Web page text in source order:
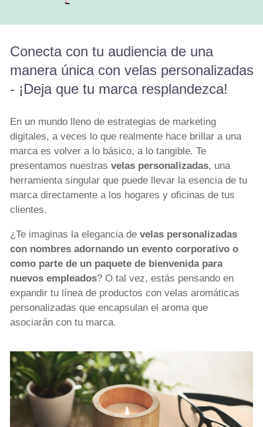
Conecta con tu audiencia de una
manera única con velas personalizadas
- ¡Deja que tu marca resplandezca!
En un mundo lleno de estrategias de marketing
digitales, a veces lo que realmente hace brillar a una
marca es volver a lo básico, a lo tangible. Te
presentamos nuestras velas personalizadas, una
herramienta singular que puede llevar la esencia de tu
marca directamente a los hogares y oficinas de tus
clientes.
¿Te imaginas la elegancia develas personalizadas
con nombres adornando un evento corporativo o
como parte de un paquete de bienvenida para
nuevos empleados? O tal vez, estás pensando en
expandir tu línea de productos con velas aromáticas
personalizadas que encapsulan el aroma que
asociarán con tu marca.